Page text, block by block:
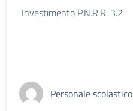
Investimento P.N.R.R. 3.2
Personale scolastico